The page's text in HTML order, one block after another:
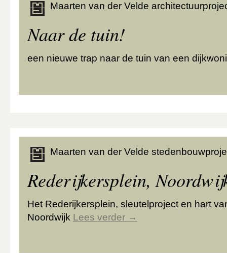
Maarten van der Velde
Naar de tuin!
een nieuwe trap naar de tuin van een
Maarten van der Velde
Rederijkersplein,
Het Rederijkersplein, sleutelproject en hart
Noordwijk Lees verder →